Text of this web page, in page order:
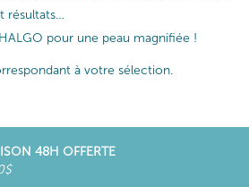
résultats…
pour une peau magnifiée !
à votre sélection.
48H OFFERTE